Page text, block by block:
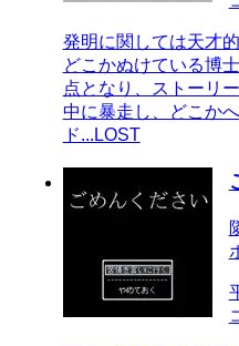
発明に関しては天才
どこかぬけている博
点となり、ストーリ
中に暴走し、どこか
ド...LOST